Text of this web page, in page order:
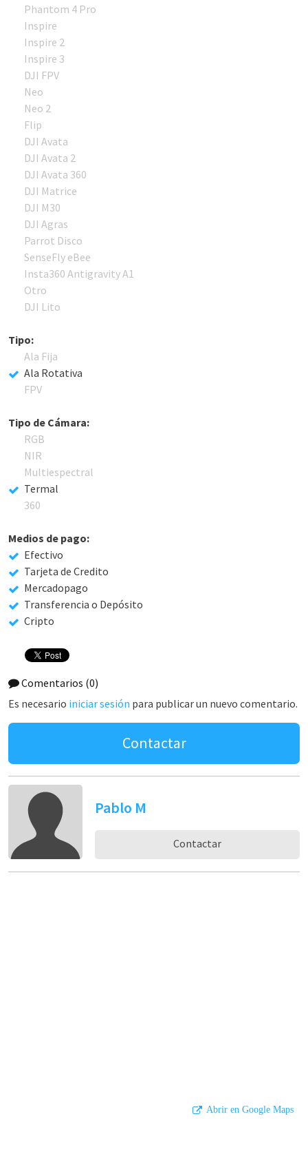
Phantom 4 Pro
Inspire
Inspire 2
Inspire 3
DJI FPV
Neo
Neo 2
Flip
DJI Avata
DJI Avata 2
DJI Avata 360
DJI Matrice
DJI M30
DJI Agras
Parrot Disco
SenseFly eBee
Insta360 Antigravity A1
Otro
DJI Lito
Tipo:
Ala Fija
Ala Rotativa
FPV
Tipo de Cámara:
RGB
NIR
Multiespectral
Termal
360
Medios de pago:
Efectivo
Tarjeta de Credito
Mercadopago
Transferencia o Depósito
Cripto
Comentarios (0)
Es necesario iniciar sesión para publicar un nuevo comentario.
Contactar
Pablo M
Contactar
Abrir en Google Maps